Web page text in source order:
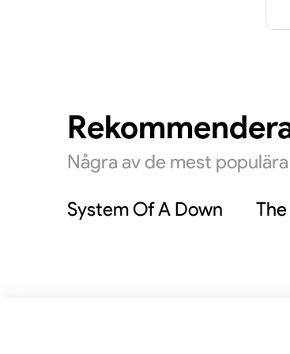
Några av de mest
System Of A Down